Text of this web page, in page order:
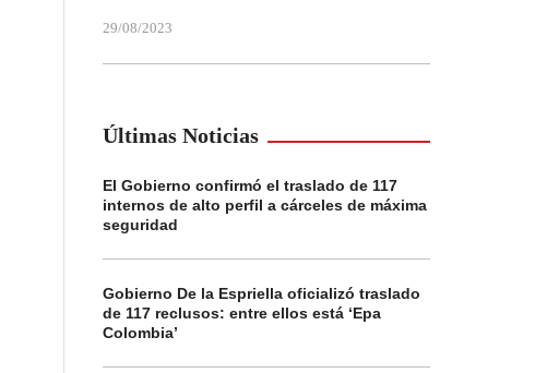
29/08/2023
Últimas Noticias
El Gobierno confirmó el traslado de 117
internos de alto perfil a cárceles de máxima
seguridad
Gobierno De la Espriella oficializó traslado
de 117 reclusos: entre ellos está ‘Epa
Colombia’